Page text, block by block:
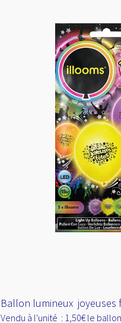
Ballon lumineux
Vendu à l'unité : 1,50€ le